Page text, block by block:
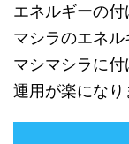
エネルギーの
マシラのエネ
マシマシラに
運用が楽になり